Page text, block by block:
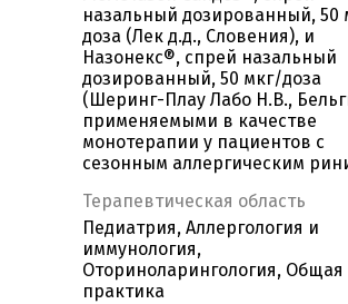
назальный дозированный, 50
доза (Лек д.д., Словения), и
Назонекс®, спрей назальный
дозированный, 50 мкг/доза
(Шеринг-Плау Лабо Н.В.,
применяемыми в качестве
монотерапии у пациентов с
сезонным аллергическим
Терапевтическая область
Педиатрия, Аллергология и
иммунология,
Оториноларингология, Общая
практика